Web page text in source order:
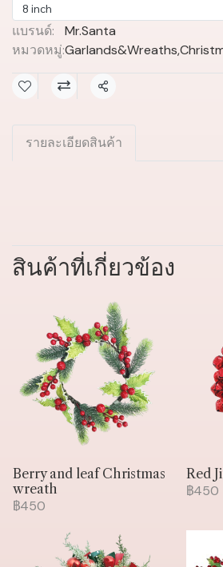
8 inch
แบรนด์:
Mr.Santa
หมวดหมู่:Garlands&Wreaths,
แชร์
รายละเอียดสินค้า
สินค้าที่เกี่ยวข้อง
Berry and leaf Christmas
wreath
฿450
Red
฿450